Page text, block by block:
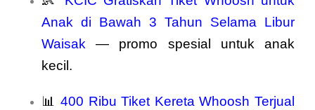
Anak di Bawah 3 Tahun Selama Libur
Waisak — promo spesial untuk anak
kecil.
📊400 Ribu Tiket Kereta Whoosh Terjual